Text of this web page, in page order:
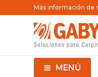
MENÚ
Más información de